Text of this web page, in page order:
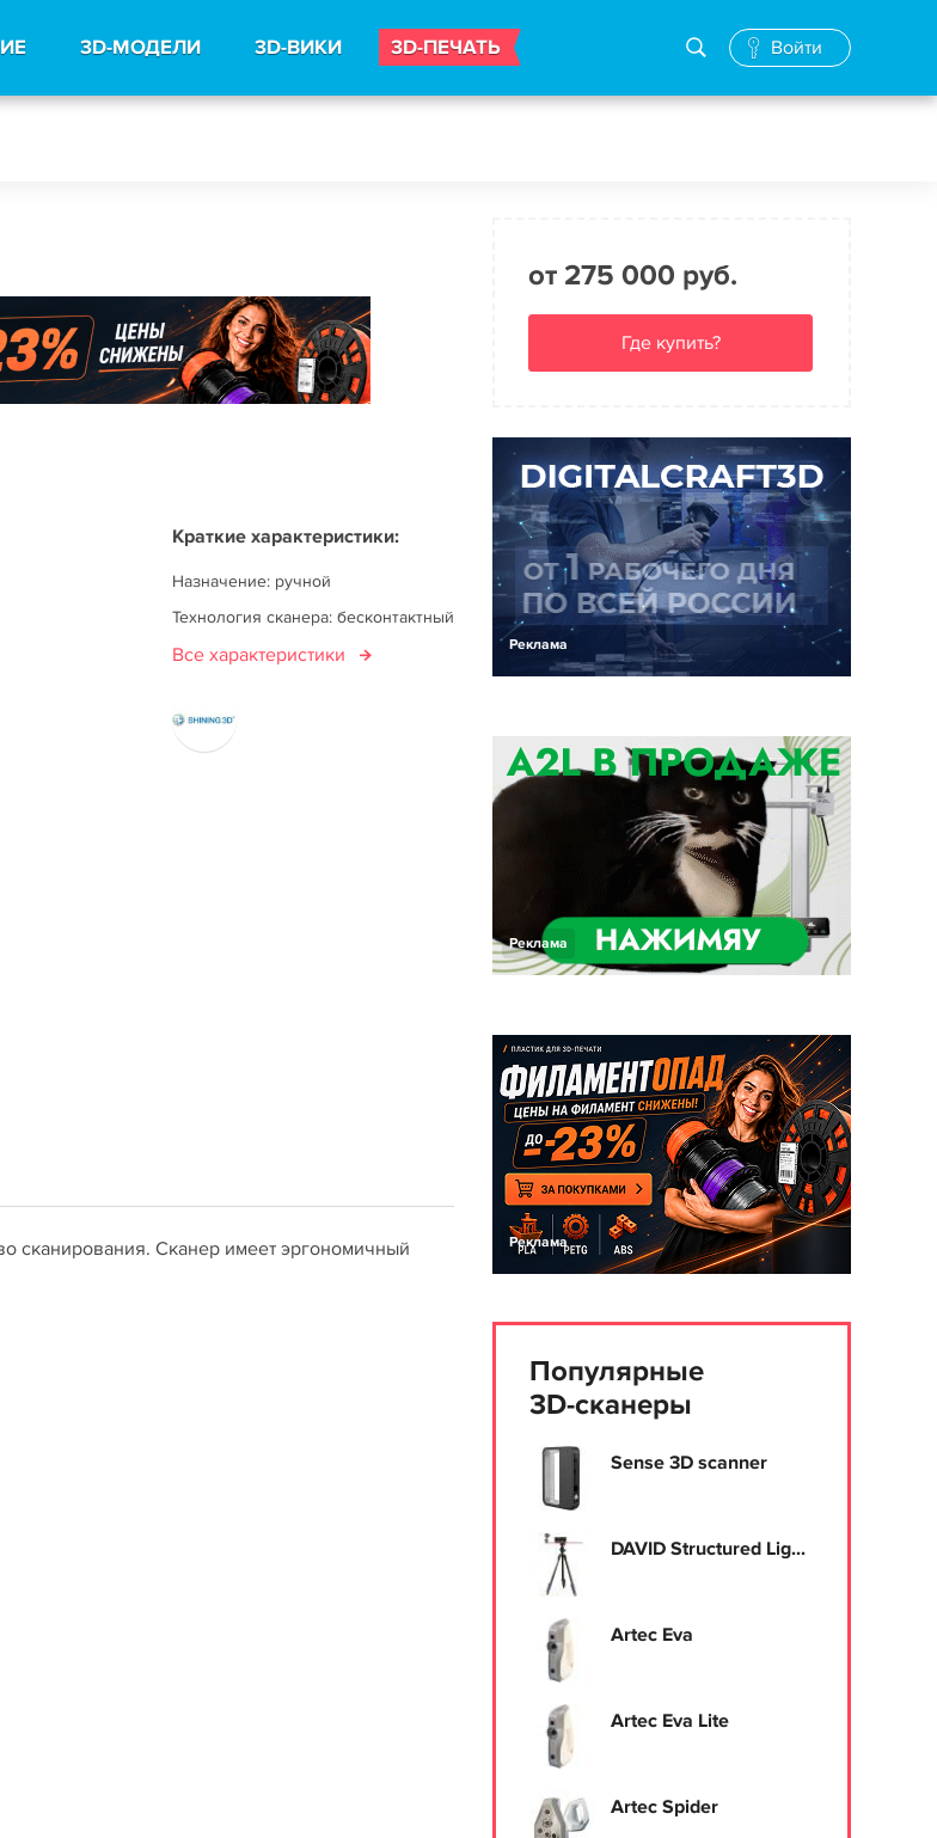
3D-МОДЕЛИ 3D-ВИКИ 3D-ПЕЧАТЬ Войти
Краткие характеристики:
Назначение: ручной
Технология сканера: бесконтактный
Все характеристики
сканирования. Сканер имеет эргономичный
от 275 000 руб.
Где купить?
Реклама
Реклама
Реклама
Популярные
3D-сканеры
Sense 3D scanner
DAVID Structured Lig...
Artec Eva
Artec Eva Lite
Artec Spider